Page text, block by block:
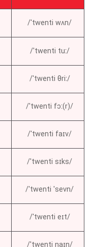
/ˈtwenti wʌn/
/ˈtwenti tuː/
/ˈtwenti θriː/
/ˈtwenti fɔː(r)/
/ˈtwenti faɪv/
/ˈtwenti sɪks/
/ˈtwenti ˈsevn/
/ˈtwenti eɪt/
/ˈtwenti naɪn/